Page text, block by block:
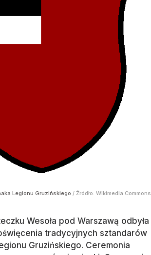
Legionu Gruzińskiego / Źródło: Wikimedia Commons
Wesoła pod Warszawą odbyła
tradycyjnych sztandarów
Gruzińskiego. Ceremonia